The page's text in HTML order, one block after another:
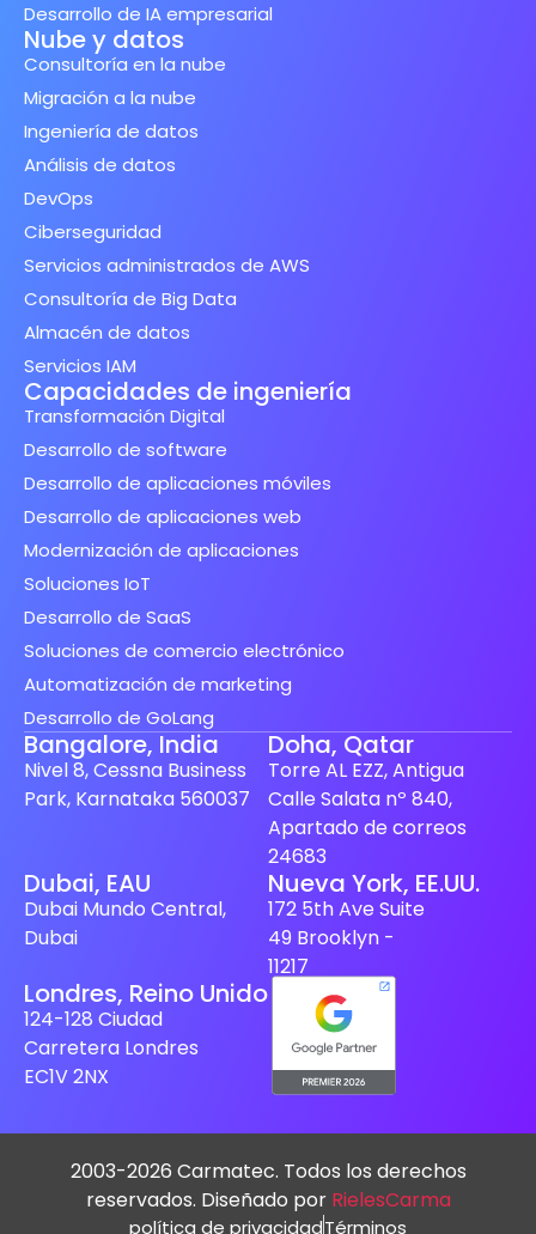
Desarrollo de IA empresarial
Nube y datos
Consultoría en la nube
Migración a la nube
Ingeniería de datos
Análisis de datos
DevOps
Ciberseguridad
Servicios administrados de AWS
Consultoría de Big Data
Almacén de datos
Servicios IAM
Capacidades de ingeniería
Transformación Digital
Desarrollo de software
Desarrollo de aplicaciones móviles
Desarrollo de aplicaciones web
Modernización de aplicaciones
Soluciones IoT
Desarrollo de SaaS
Soluciones de comercio electrónico
Automatización de marketing
Desarrollo de GoLang
Bangalore, India
Nivel 8, Cessna Business
Park, Karnataka 560037
Doha, Qatar
Torre AL EZZ, Antigua
Calle Salata nº 840,
Apartado de correos
24683
Dubai, EAU
Dubai Mundo Central,
Dubai
Nueva York, EE.UU.
172 5th Ave Suite
49 Brooklyn -
11217
Londres, Reino Unido
124-128 Ciudad
Carretera Londres
EC1V 2NX
2003-2026 Carmatec. Todos los derechos
reservados. Diseñado por RielesCarma
política de privacidadTérminos